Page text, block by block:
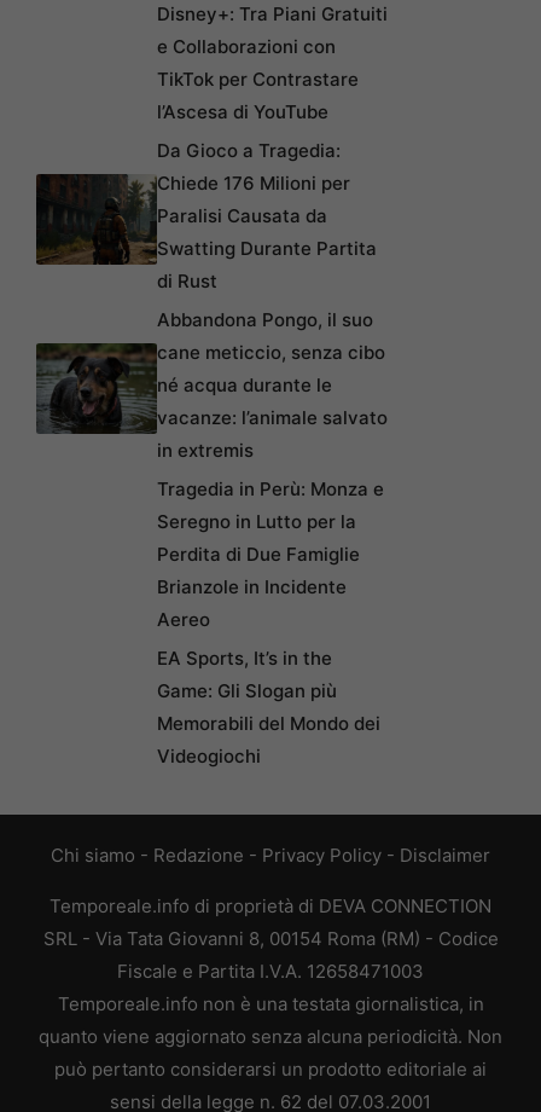
Disney+: Tra Piani Gratuiti
e Collaborazioni con
TikTok per Contrastare
l’Ascesa di YouTube
Da Gioco a Tragedia:
Chiede 176 Milioni per
Paralisi Causata da
Swatting Durante Partita
di Rust
Abbandona Pongo, il suo
cane meticcio, senza cibo
né acqua durante le
vacanze: l’animale salvato
in extremis
Tragedia in Perù: Monza e
Seregno in Lutto per la
Perdita di Due Famiglie
Brianzole in Incidente
Aereo
EA Sports, It’s in the
Game: Gli Slogan più
Memorabili del Mondo dei
Videogiochi
Chi siamo - Redazione - Privacy Policy - Disclaimer
Temporeale.info di proprietà di DEVA CONNECTION
SRL - Via Tata Giovanni 8, 00154 Roma (RM) - Codice
Fiscale e Partita I.V.A. 12658471003
Temporeale.info non è una testata giornalistica, in
quanto viene aggiornato senza alcuna periodicità. Non
può pertanto considerarsi un prodotto editoriale ai
sensi della legge n. 62 del 07.03.2001